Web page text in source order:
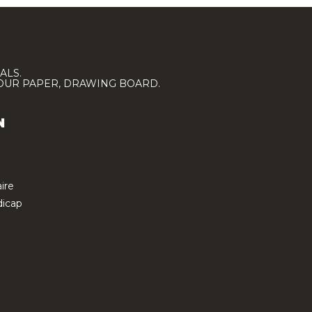
PAPER, DRAWING BOARD.